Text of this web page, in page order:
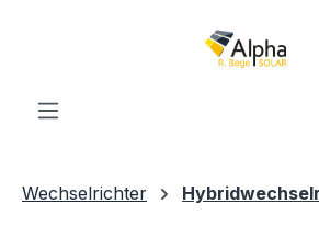
Zum Hauptinhalt springen
Wechselrichter